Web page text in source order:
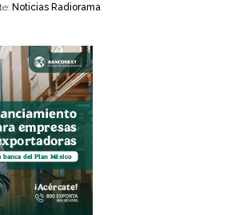
Noticias Radiorama